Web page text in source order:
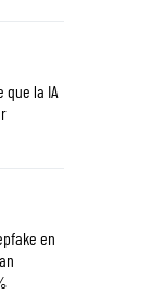
que la IA
en